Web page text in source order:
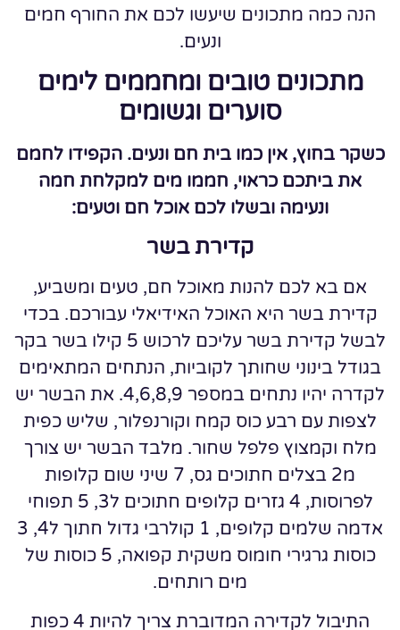
הנה כמה מתכונים שיעשו לכם את החורף חמים
ונעים.
מתכונים טובים ומחממים לימים
סוערים וגשומים
כשקר בחוץ, אין כמו בית חם ונעים. הקפידו לחמם
את ביתכם כראוי, חממו מים למקלחת חמה
ונעימה ובשלו לכם אוכל חם וטעים:
קדירת בשר
אם בא לכם להנות מאוכל חם, טעים ומשביע,
קדירת בשר היא האוכל האידיאלי עבורכם. בכדי
לבשל קדירת בשר עליכם לרכוש 5 קילו בשר בקר
בגודל בינוני שחותך לקוביות, הנתחים המתאימים
לקדרה יהיו נתחים במספר 4,6,8,9. את הבשר יש
לצפות עם רבע כוס קמח וקורנפלור, שליש כפית
מלח וקמצוץ פלפל שחור. מלבד הבשר יש צורך
מ2 בצלים חתוכים גס, 7 שיני שום קלופות
לפרוסות, 4 גזרים קלופים חתוכים ל3, 5 תפוחי
אדמה שלמים קלופים, 1 קולרבי גדול חתוך ל4, 3
כוסות גרגירי חומוס משקית קפואה, 5 כוסות של
מים רותחים.
התיבול לקדירה המדוברת צריך להיות 4 כפות